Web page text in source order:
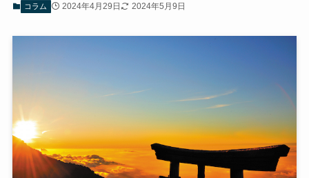
コラム 2024年4月29日 2024年5月9日